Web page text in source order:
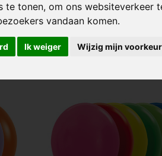
te tonen, om ons websiteverkeer
vandaan komen.
Ik weiger Wijzig mijn
ongevuld